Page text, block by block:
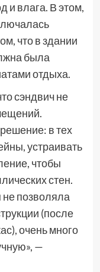
и влага. В этом,
что в здании
была
отдыха.
сэндвич не
в тех
устраивать
чтобы
стен.
не позволяла
(после
очень много
—